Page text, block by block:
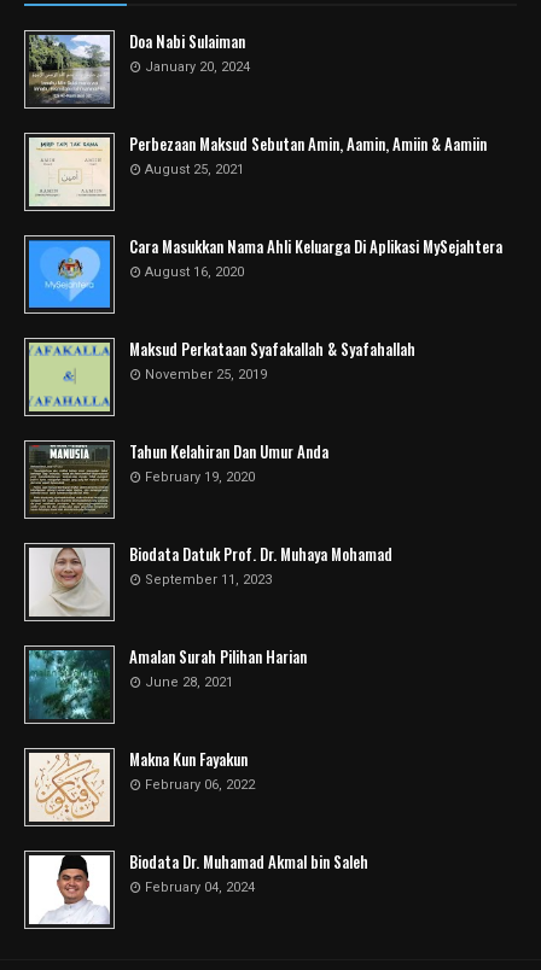
Doa Nabi Sulaiman
January 20, 2024
Perbezaan Maksud Sebutan Amin, Aamin, Amiin & Aamiin
August 25, 2021
Cara Masukkan Nama Ahli Keluarga Di Aplikasi MySejahtera
August 16, 2020
Maksud Perkataan Syafakallah & Syafahallah
November 25, 2019
Tahun Kelahiran Dan Umur Anda
February 19, 2020
Biodata Datuk Prof. Dr. Muhaya Mohamad
September 11, 2023
Amalan Surah Pilihan Harian
June 28, 2021
Makna Kun Fayakun
February 06, 2022
Biodata Dr. Muhamad Akmal bin Saleh
February 04, 2024